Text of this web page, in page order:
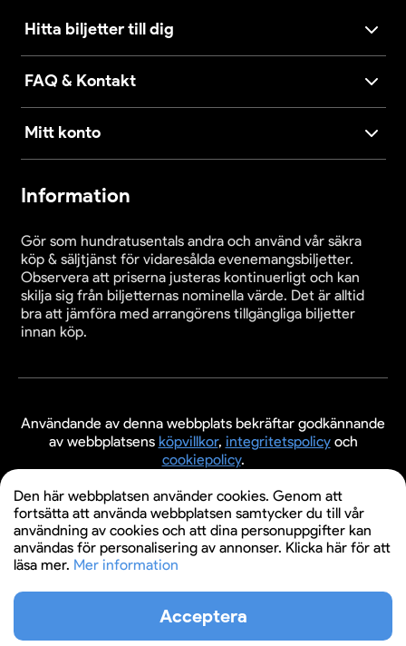
Hitta biljetter till dig
FAQ & Kontakt
Mitt konto
Information
Gör som hundratusentals andra och använd vår säkra
köp & säljtjänst för vidaresålda evenemangsbiljetter.
Observera att priserna justeras kontinuerligt och kan
skilja sig från biljetternas nominella värde. Det är alltid
bra att jämföra med arrangörens tillgängliga biljetter
innan köp.
Användande av denna webbplats bekräftar godkännande
av webbplatsens köpvillkor, integritetspolicyoch
cookiepolicy.
© 2026 Evenemangsbiljetter.se
Den här webbplatsen använder cookies. Genom att
fortsätta att använda webbplatsen samtycker du till vår
användning av cookies och att dina personuppgifter kan
användas för personalisering av annonser. Klicka här för att
läsa mer. Mer information
Acceptera